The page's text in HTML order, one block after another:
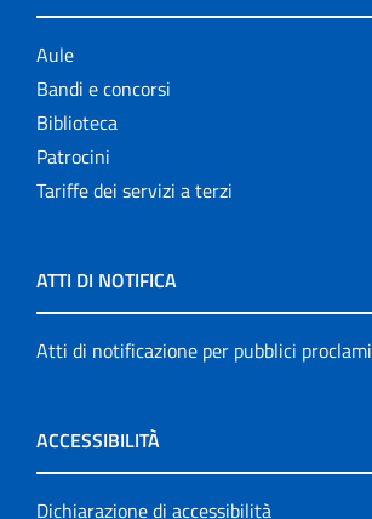
Aule
Bandi e concorsi
Biblioteca
Patrocini
Tariffe dei servizi a terzi
ATTI DI NOTIFICA
Atti di notificazione per pubblici proclami
ACCESSIBILITÀ
Dichiarazione di accessibilità